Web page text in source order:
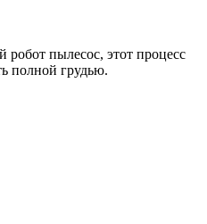
пылесос, этот процесс
полной грудью.